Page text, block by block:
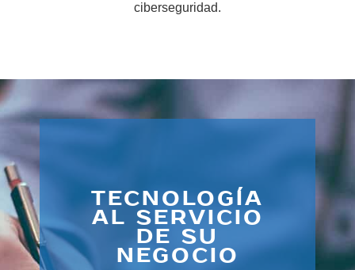
ciberseguridad.
TECNOLOGÍA
AL SERVICIO
DE SU
NEGOCIO